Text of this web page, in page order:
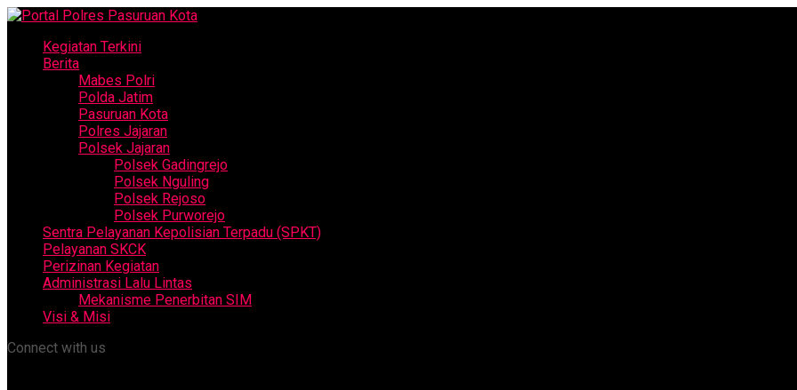
Kegiatan Terkini
Berita
Mabes Polri
Polda Jatim
Pasuruan Kota
Polres Jajaran
Polsek Jajaran
Polsek Gadingrejo
Polsek Nguling
Polsek Rejoso
Polsek Purworejo
Sentra Pelayanan Kepolisian Terpadu (SPKT)
Pelayanan SKCK
Perizinan Kegiatan
Administrasi Lalu Lintas
Mekanisme Penerbitan SIM
Visi & Misi
Connect with us